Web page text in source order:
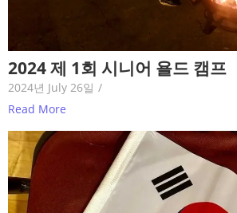
2024 제 1회 시니어 욜드 캠프
2024년 July 26일 /
Read More